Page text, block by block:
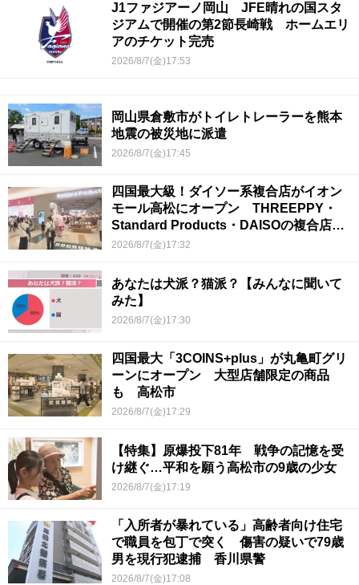
J1ファジアーノ岡山 JFE晴れの国スタ
ジアムで開催の第2節長崎戦 ホームエリ
アのチケット完売
2026/8/7(金)17:53
岡山県倉敷市がトイレトレーラーを熊本
地震の被災地に派遣
2026/8/7(金)17:45
四国最大級！ダイソー系複合店がイオン
モール高松にオープン THREEPPY・
Standard Products・DAISOの複合店は
香川県初
2026/8/7(金)17:32
あなたは犬派？猫派？【みんなに聞いて
みた】
2026/8/7(金)17:30
四国最大「3COINS+plus」が丸亀町グリ
ーンにオープン 大型店舗限定の商品
も 高松市
2026/8/7(金)17:29
【特集】原爆投下81年 戦争の記憶を受
け継ぐ…平和を願う高松市の9歳の少女
2026/8/7(金)17:19
「入所者が暴れている」高齢者向け住宅
で職員を包丁で突く 傷害の疑いで79歳
男を現行犯逮捕 香川県警
2026/8/7(金)17:08